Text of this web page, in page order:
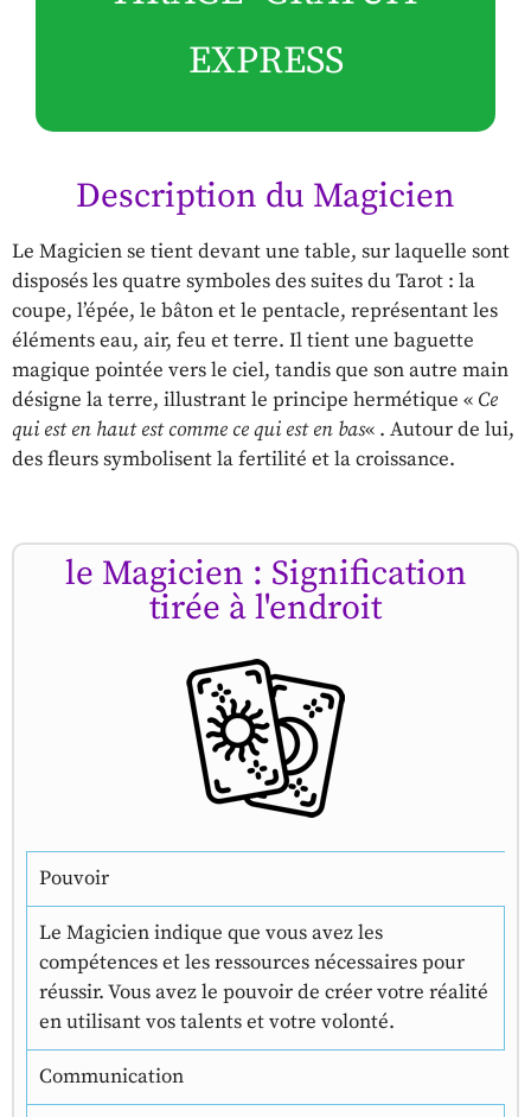
EXPRESS
Description du Magicien
Le Magicien se tient devant une table, sur laquelle sont
disposés les quatre symboles des suites du Tarot : la
coupe, l’épée, le bâton et le pentacle, représentant les
éléments eau, air, feu et terre. Il tient une baguette
magique pointée vers le ciel, tandis que son autre main
désigne la terre, illustrant le principe hermétique « Ce
qui est en haut est comme ce qui est en bas« . Autour de lui,
des fleurs symbolisent la fertilité et la croissance.
le Magicien : Signification
tirée à l'endroit
Pouvoir
Le Magicien indique que vous avez les
compétences et les ressources nécessaires pour
réussir. Vous avez le pouvoir de créer votre réalité
en utilisant vos talents et votre volonté.
Communication